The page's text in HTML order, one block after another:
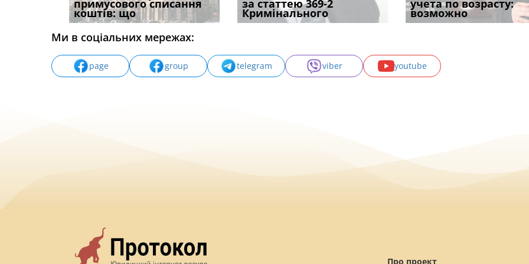
примусового списання
коштів: що
відшкодування шкоди
наявніс
проставляється
апостиль: пер
компенсацію за
незаконні дії
за статтею 369-2
Кримінального
відстрочки за іншою
підставою: нов
кримінальному
провадженні: я
учета по возрасту:
возможно
підтвердив, що
може скас
Ми в соціальних мережах:
page group telegram viber youtube
Про проект